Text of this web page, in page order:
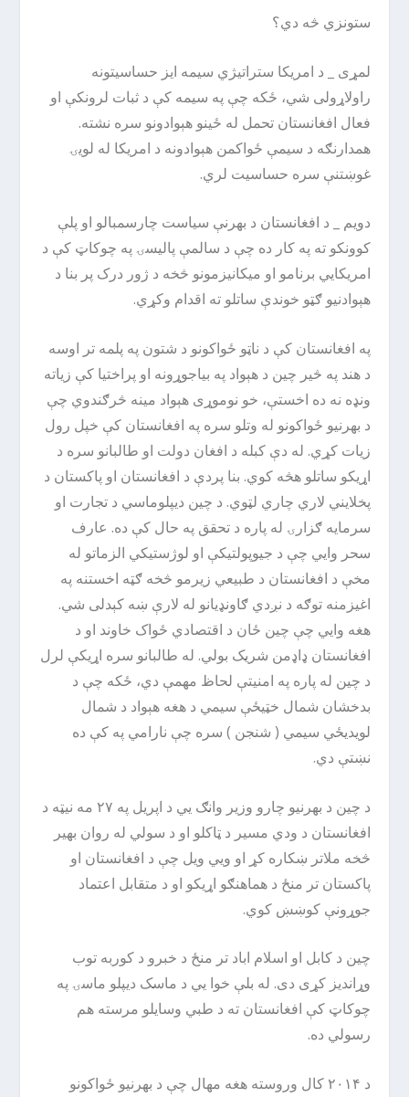
ستونزي څه دي؟
لمړی _ د امریکا ستراتیژي سیمه ایز حساسیتونه
راولاړولی شي، ځکه چې په سیمه کې د ثبات لرونکې او
فعال افغانستان تحمل له ځینو هېوادونو سره نشته.
همدارنګه د سیمې ځواکمن هېوادونه د امریکا له لویۍ
غوښتنې سره حساسیت لري.
دویم _ د افغانستان د بهرنې سیاست چارسمبالو او پلې
کوونکو ته په کار ده چې د سالمې پالیسۍ په چوکاټ کې د
امریکایي برنامو او میکانیزمونو څخه د ژور درک پر بنا د
هېوادنیو ګټو خوندې ساتلو ته اقدام وکړي.
په افغانستان کې د ناټو ځواکونو د شتون په پلمه تر اوسه
د هند په څیر چین د هېواد په بیاجوړونه او پراختیا کې زیاته
ونډه نه ده اخستې، خو نوموړی هېواد مینه څرګندوي چې
د بهرنیو ځواکونو له وتلو سره په افغانستان کې خپل رول
زیات کړي. له دې کبله د افغان دولت او طالبانو سره د
اړیکو ساتلو هڅه کوي. بنا پردې د افغانستان او پاکستان د
پخلایني لاري چاري لټوي. د چین ديپلوماسي د تجارت او
سرمایه ګزارۍ له پاره د تحقق په حال کې ده. عارف
سحر وایي چې د جیوپولتیکې او لوژستیکي الزماتو له
مخې د افغانستان د طبیعي زیرمو څخه ګټه اخستنه په
اغیزمنه توګه د نږدي ګاونډیانو له لارې ښه کېدلی شي.
هغه وایي چې چین ځان د اقتصادي ځواک خاوند او د
افغانستان ډاډمن شریک بولي. له طالبانو سره اړیکې لرل
د چین له پاره په امنیتې لحاظ مهمې دي، ځکه چې د
بدخشان شمال خټیځې سیمي د هغه هېواد د شمال
لویدیځي سیمي ( شنجن ) سره چې نارامي په کې ده
نښتې دي.
د چین د بهرنیو چارو وزیر وانګ یي د اپریل په ۲۷ مه نیټه د
افغانستان د ودي مسیر د ټاکلو او د سولي له روان بهیر
څخه ملاتر ښکاره کړ او ویي ویل چې د افغانستان او
پاکستان تر منځ د هماهنګو اړیکو او د متقابل اعتماد
جوړونې کوښښ کوي.
چین د کابل او اسلام اباد تر منځ د خبرو د کوربه توب
وړاندیز کړی دی. له بلې خوا یي د ماسک دیپلو ماسۍ په
چوکاټ کې افغانستان ته د طبي وسایلو مرسته هم
رسولي ده.
د ۲۰۱۴ کال وروسته هغه مهال چې د بهرنیو ځواکونو